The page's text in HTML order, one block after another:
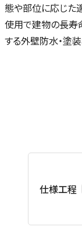
態や部位に応じた
使用で建物の長寿
する外壁防水・塗
仕様工程